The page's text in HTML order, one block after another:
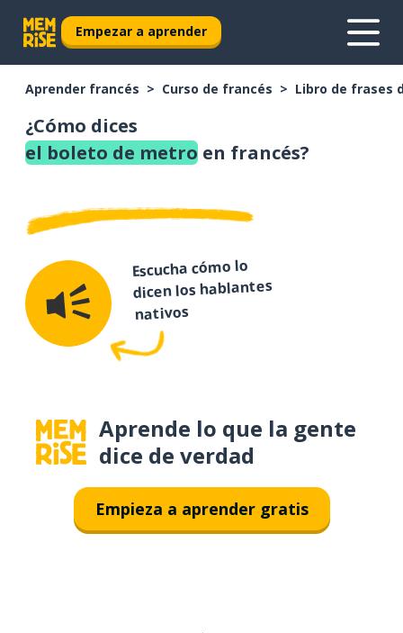
Empezar a aprender
Aprender francés Curso de francés Libro de frases
¿Cómo dices
el boleto de metro en francés?
Escucha cómo lo
dicen los hablantes
nativos
Aprende lo que la gente
dice de verdad
Empieza a aprender gratis